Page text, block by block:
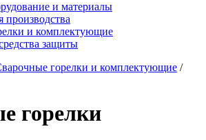
и материалы
производства
и комплектующие
защиты
горелки и комплектующие /
горелки